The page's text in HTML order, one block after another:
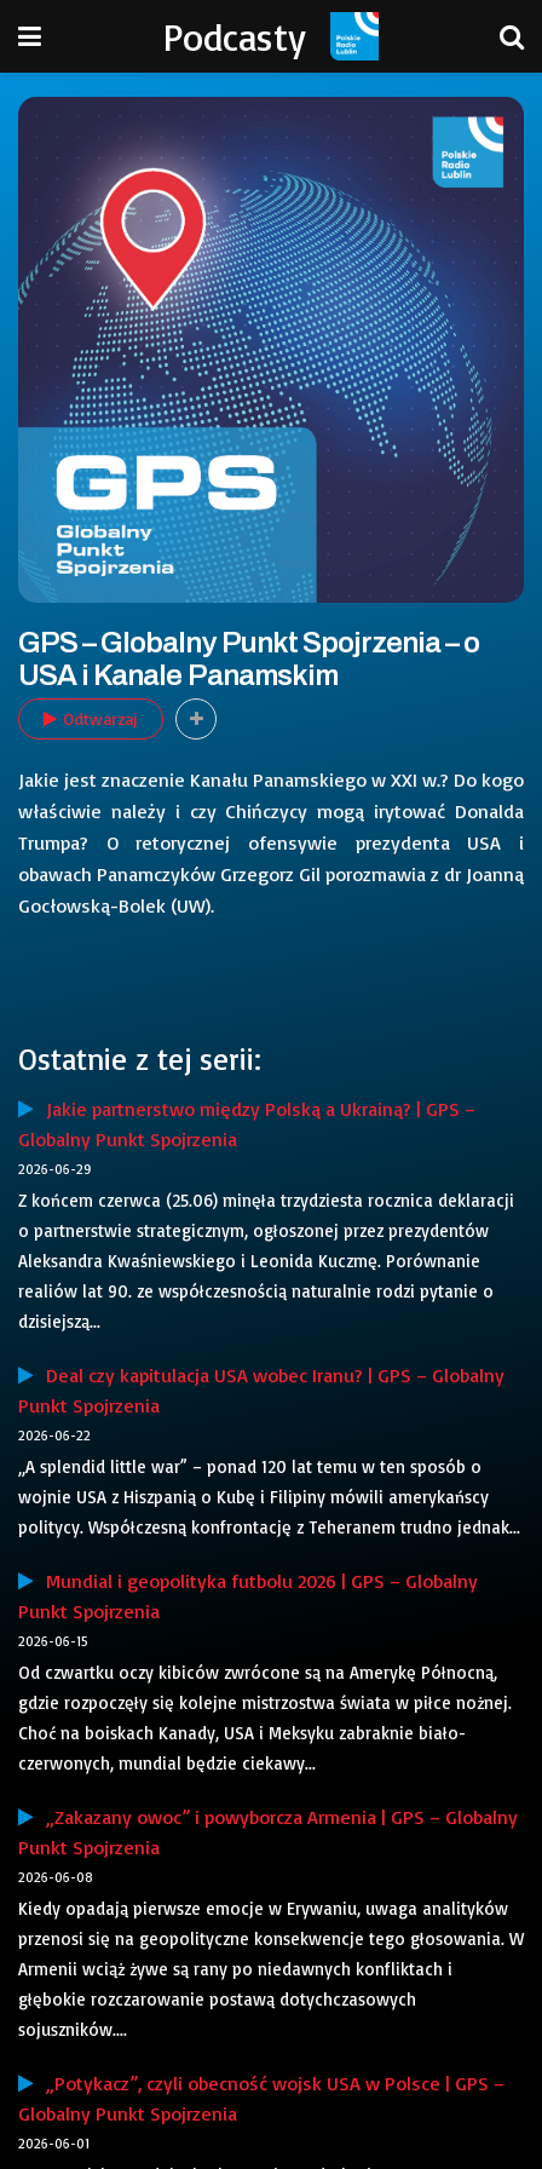
Podcasty
GPS – Globalny Punkt Spojrzenia – o
USA i Kanale Panamskim
Odtwarzaj
Jakie jest znaczenie Kanału Panamskiego w XXI w.? Do kogo
właściwie należy i czy Chińczycy mogą irytować Donalda
Trumpa? O retorycznej ofensywie prezydenta USA i
obawach Panamczyków Grzegorz Gil porozmawia z dr Joanną
Gocłowską-Bolek (UW).
Ostatnie z tej serii:
Jakie partnerstwo między Polską a Ukrainą? | GPS –
Globalny Punkt Spojrzenia
2026-06-29
Z końcem czerwca (25.06) minęła trzydziesta rocznica deklaracji
o partnerstwie strategicznym, ogłoszonej przez prezydentów
Aleksandra Kwaśniewskiego i Leonida Kuczmę. Porównanie
realiów lat 90. ze współczesnością naturalnie rodzi pytanie o
dzisiejszą...
Deal czy kapitulacja USA wobec Iranu? | GPS – Globalny
Punkt Spojrzenia
2026-06-22
„A splendid little war” – ponad 120 lat temu w ten sposób o
wojnie USA z Hiszpanią o Kubę i Filipiny mówili amerykańscy
politycy. Współczesną konfrontację z Teheranem trudno jednak...
Mundial i geopolityka futbolu 2026 | GPS – Globalny
Punkt Spojrzenia
2026-06-15
Od czwartku oczy kibiców zwrócone są na Amerykę Północną,
gdzie rozpoczęły się kolejne mistrzostwa świata w piłce nożnej.
Choć na boiskach Kanady, USA i Meksyku zabraknie biało-
czerwonych, mundial będzie ciekawy...
„Zakazany owoc” i powyborcza Armenia | GPS – Globalny
Punkt Spojrzenia
2026-06-08
Kiedy opadają pierwsze emocje w Erywaniu, uwaga analityków
przenosi się na geopolityczne konsekwencje tego głosowania. W
Armenii wciąż żywe są rany po niedawnych konfliktach i
głębokie rozczarowanie postawą dotychczasowych
sojuszników....
„Potykacz”, czyli obecność wojsk USA w Polsce | GPS –
Globalny Punkt Spojrzenia
2026-06-01